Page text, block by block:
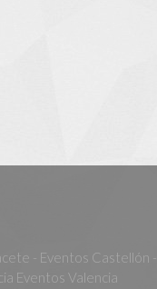
- Eventos Castellón -
Eventos Valencia